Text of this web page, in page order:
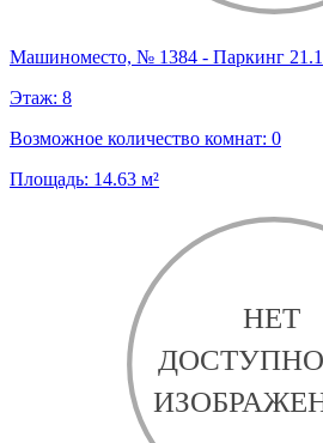
Машиноместо, № 1384 - Паркинг 21.1
Этаж: 8
Возможное количество комнат: 0
Площадь: 14.63 м²